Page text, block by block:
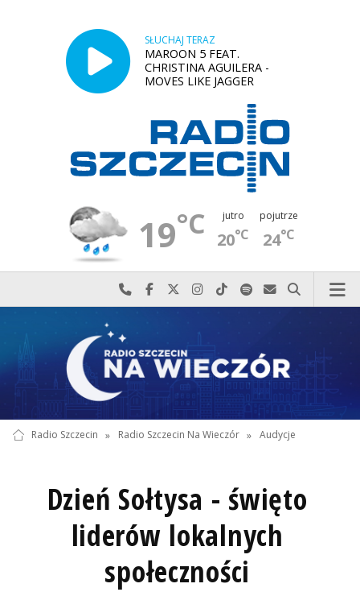
SŁUCHAJ TERAZ
MAROON 5 FEAT.
CHRISTINA AGUILERA -
MOVES LIKE JAGGER
19°C jutro
20°C
pojutrze
24°C
Najlepiej po prostu do nas zadzwoń
Odwiedź nas na Facebook-u
Odwiedź nas na X
Odwiedź nas na Instagram-ie
Odwiedź nas na TikTok-u
Szukaj nas na Spotify
Wyślij do nas
Szukaj
Radio Szczecin » Radio Szczecin Na Wieczór » Audycje
Dzień Sołtysa - święto
liderów lokalnych
społeczności